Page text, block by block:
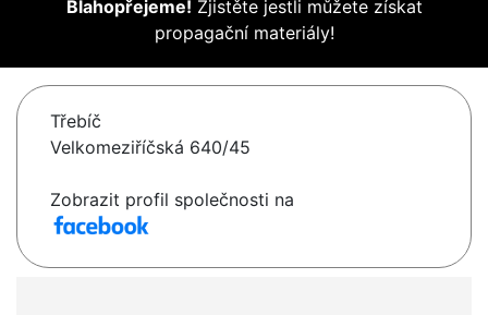
Blahopřejeme! Zjistěte jestli můžete získat
propagační materiály!
Třebíč
Velkomeziříčská 640/45
Zobrazit profil společnosti na